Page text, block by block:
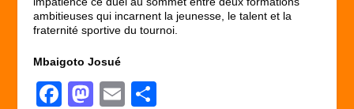
ambitieuses qui incarnent la jeunesse, le talent et la
fraternité sportive du tournoi.
Mbaigoto Josué
F
M
E